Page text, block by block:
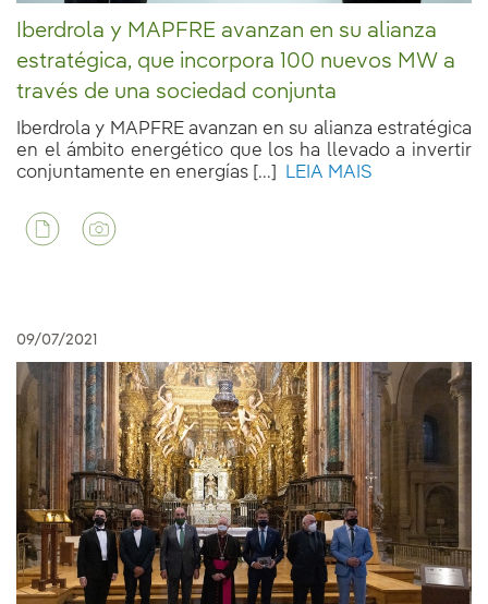
Iberdrola y MAPFRE avanzan en su alianza
estratégica, que incorpora 100 nuevos MW a
través de una sociedad conjunta
Iberdrola y MAPFRE avanzan en su alianza estratégica
en el ámbito energético que los ha llevado a invertir
conjuntamente en energías [...]
LEIA MAIS
09/07/2021